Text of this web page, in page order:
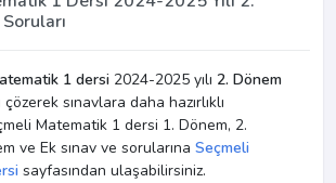
1 dersi 2024-2025 yılı 2. Dönem
çözerek sınavlara daha hazırlıklı
Matematik 1 dersi 1. Dönem, 2.
ve Ek sınav ve sorularına Seçmeli
sayfasından ulaşabilirsiniz.